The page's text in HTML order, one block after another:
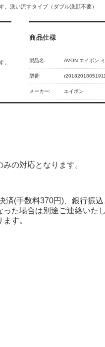
洗い流すタイプ（ダブル洗顔不要）
。
商品仕様
製品名: AVON エイボン
型番: r20182018051911
メーカー: エイボン
の対応となります。
済(手数料370円)、銀行振
た場合は別途ご連絡いたし
す。